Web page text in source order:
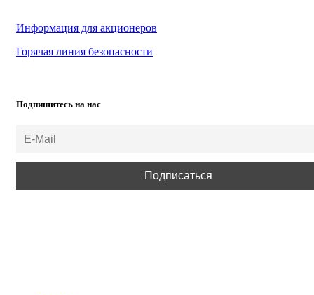
Информация для акционеров
Горячая линия безопасности
Подпишитесь на нас